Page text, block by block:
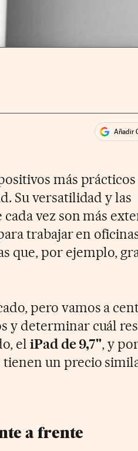
Añadir
más
Su versatilidad y las
vez son más
trabajar en
que, por ejemplo,
pero vamos a
y determinar cuál
el iPad de 9,7", y
tienen un precio
a frente